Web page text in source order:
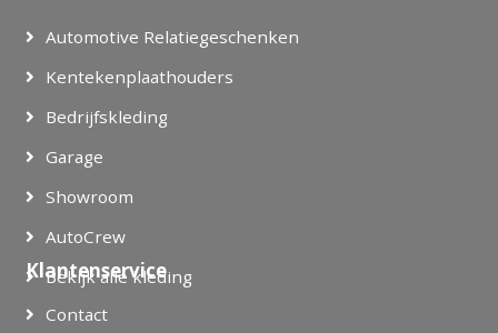
Automotive Relatiegeschenken
Kentekenplaathouders
Bedrijfskleding
Garage
Showroom
AutoCrew
Bekijk alle kleding
Klantenservice
Contact